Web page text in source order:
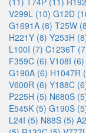
V299L (10) G12D
G1691A (8) T25W
H221Y (8) Y253H
L100I (7) C1236T
F359C (6) V108I (6)
G190A (6) H1047R
V600R (6) Y188C
P225H (5) N680S
E545K (5) G190S
L24I (5) N88S (5)